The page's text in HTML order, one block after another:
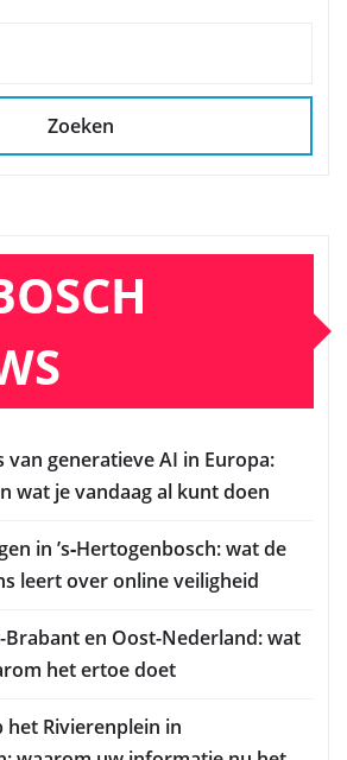
Zoeken
van generatieve AI in Europa:
wat je vandaag al kunt doen
in ’s‑Hertogenbosch: wat de
leert over online veiligheid
Brabant en Oost-Nederland: wat
het ertoe doet
het Rivierenplein in